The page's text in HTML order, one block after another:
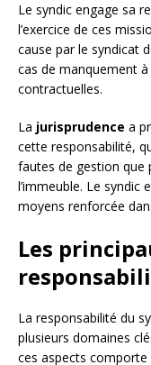
Le syndic engage sa
l’exercice de ces
cause par le syndicat
cas de manquement
contractuelles.
La jurisprudence a
cette responsabilité,
fautes de gestion que
l’immeuble. Le syndic
moyens renforcée
Les
La responsabilité du
plusieurs domaines
ces aspects comporte